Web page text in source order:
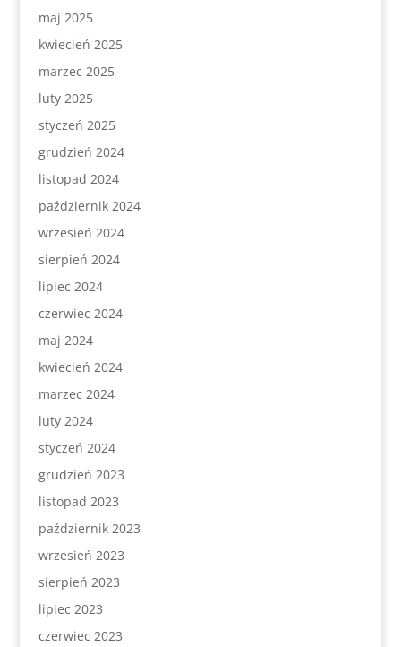
maj 2025
kwiecień 2025
marzec 2025
luty 2025
styczeń 2025
grudzień 2024
listopad 2024
październik 2024
wrzesień 2024
sierpień 2024
lipiec 2024
czerwiec 2024
maj 2024
kwiecień 2024
marzec 2024
luty 2024
styczeń 2024
grudzień 2023
listopad 2023
październik 2023
wrzesień 2023
sierpień 2023
lipiec 2023
czerwiec 2023